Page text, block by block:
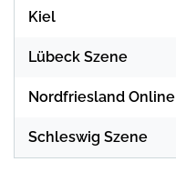
Kiel
Lübeck Szene
Nordfriesland Online
Schleswig Szene